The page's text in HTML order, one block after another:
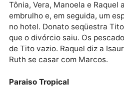
presentes. Vitor e Tônia se
barraco de Bastião. Breno
conheceu Vera.
Tônia, Vera, Ma­noela e
no hotel. Donato seqüestra